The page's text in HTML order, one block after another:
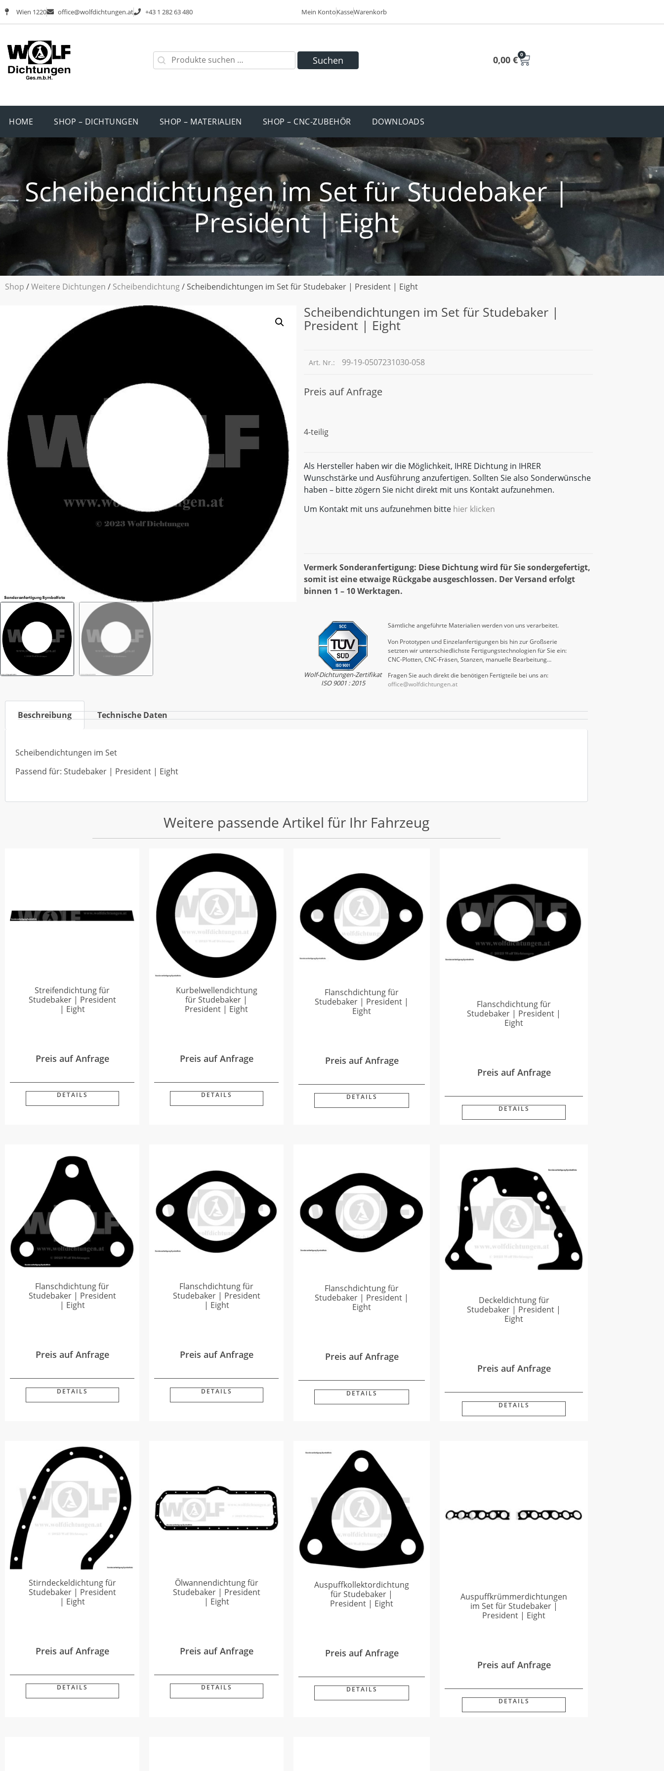
Wien 1220 office@wolfdichtungen.at +43 1 282 63 480 Mein KontoKasseWarenkorb
Suchen 0,00 € 0
HOME SHOP – DICHTUNGEN SHOP – MATERIALIEN SHOP – CNC-ZUBEHÖR DOWNLOADS
Scheibendichtungen im Set für Studebaker |
President | Eight
Shop /Weitere Dichtungen / Scheibendichtung/ Scheibendichtungen im Set für Studebaker | President | Eight
Scheibendichtungen im Set für Studebaker |
President | Eight
Art. Nr.: 99-19-0507231030-058
Preis auf Anfrage
4-teilig
Als Hersteller haben wir die Möglichkeit, IHRE Dichtung in IHRER
Wunschstärke und Ausführung anzufertigen. Sollten Sie also Sonderwünsche
haben – bitte zögern Sie nicht direkt mit uns Kontakt aufzunehmen.
Um Kontakt mit uns aufzunehmen bitte hier klicken
Vermerk Sonderanfertigung: Diese Dichtung wird für Sie sondergefertigt,
somit ist eine etwaige Rückgabe ausgeschlossen. Der Versand erfolgt
binnen 1 – 10 Werktagen.
Wolf-Dichtungen-Zertifikat
ISO 9001 : 2015
Sämtliche angeführte Materialien werden von uns verarbeitet.
Von Prototypen und Einzelanfertigungen bis hin zur Großserie
setzten wir unterschiedlichste Fertigungstechnologien für Sie ein:
CNC-Plotten, CNC-Fräsen, Stanzen, manuelle Bearbeitung…
Fragen Sie auch direkt die benötigen Fertigteile bei uns an:
office@wolfdichtungen.at
Beschreibung Technische Daten
Scheibendichtungen im Set
Passend für: Studebaker | President | Eight
Weitere passende Artikel für Ihr Fahrzeug
Streifendichtung für
Studebaker | President
| Eight
Preis auf Anfrage
DETAILS
Kurbelwellendichtung
für Studebaker |
President | Eight
Preis auf Anfrage
DETAILS
Flanschdichtung für
Studebaker | President |
Eight
Preis auf Anfrage
DETAILS
Flanschdichtung für
Studebaker | President |
Eight
Preis auf Anfrage
DETAILS
Flanschdichtung für
Studebaker | President
| Eight
Preis auf Anfrage
DETAILS
Flanschdichtung für
Studebaker | President
| Eight
Preis auf Anfrage
DETAILS
Flanschdichtung für
Studebaker | President |
Eight
Preis auf Anfrage
DETAILS
Deckeldichtung für
Studebaker | President |
Eight
Preis auf Anfrage
DETAILS
Stirndeckeldichtung für
Studebaker | President
| Eight
Preis auf Anfrage
DETAILS
Ölwannendichtung für
Studebaker | President
| Eight
Preis auf Anfrage
DETAILS
Auspuffkollektordichtung
für Studebaker |
President | Eight
Preis auf Anfrage
DETAILS
Auspuffkrümmerdichtungen
im Set für Studebaker |
President | Eight
Preis auf Anfrage
DETAILS